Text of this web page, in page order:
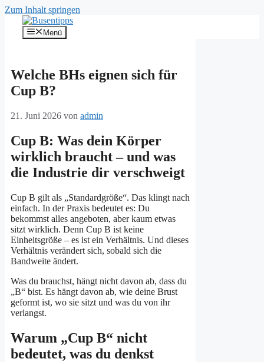
Zum Inhalt springen
Menü
Welche BHs eignen sich für
Cup B?
21. Juni 2026 von admin
Cup B: Was dein Körper
wirklich braucht – und was
die Industrie dir verschweigt
Cup B gilt als „Standardgröße“. Das klingt nach
einfach. In der Praxis bedeutet es: Du
bekommst alles angeboten, aber kaum etwas
sitzt wirklich. Denn Cup B ist keine
Einheitsgröße – es ist ein Verhältnis. Und dieses
Verhältnis verändert sich, sobald sich die
Bandweite ändert.
Was du brauchst, hängt nicht davon ab, dass du
„B“ bist. Es hängt davon ab, wie deine Brust
geformt ist, wo sie sitzt und was du von ihr
verlangst.
Warum „Cup B“ nicht
bedeutet, was du denkst